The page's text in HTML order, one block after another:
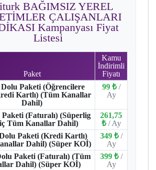
BAĞIMSIZ YEREL
ÇALIŞANLARI
Kampanyası Fiyat
Listesi
Paket
Kamu
İndirimli
Fiyatı
Dolu Paketi (Öğrencilere
Kartlı) (Tüm Kanallar
Dahil)
99 ₺ /
Ay
Paketi (Faturalı) (Süperlig
Tüm Kanallar Dahil)
261,75
₺ / Ay
Dolu Paketi (Kredi Kartlı)
Dahil) (Süper KOİ)
349 ₺ /
Ay
Paketi (Faturalı) (Tüm
Dahil) (Süper KOİ)
399 ₺ /
Ay